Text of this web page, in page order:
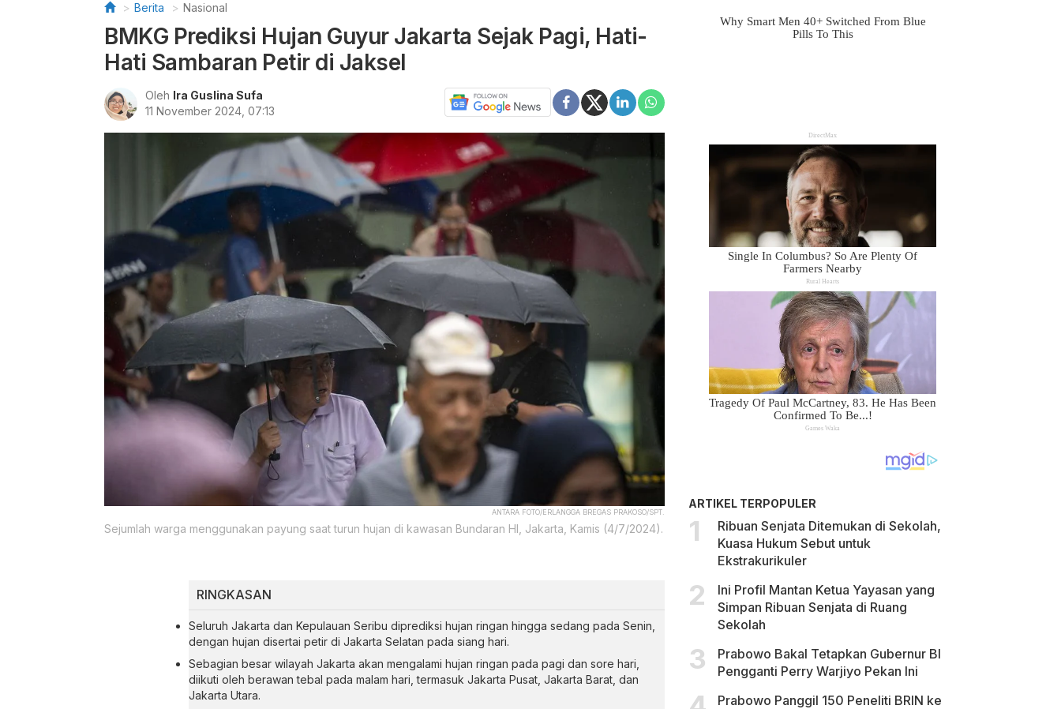
Berita Nasional
BMKG Prediksi Hujan Guyur Jakarta Sejak Pagi, Hati-
Hati Sambaran Petir di Jaksel
Oleh Ira Guslina Sufa
11 November 2024, 07:13
ANTARA FOTO/ERLANGGA BREGAS PRAKOSO/SPT.
Sejumlah warga menggunakan payung saat turun hujan di kawasan Bundaran HI, Jakarta, Kamis (4/7/2024).
RINGKASAN
Seluruh Jakarta dan Kepulauan Seribu diprediksi hujan ringan hingga sedang pada Senin,
dengan hujan disertai petir di Jakarta Selatan pada siang hari.
Sebagian besar wilayah Jakarta akan mengalami hujan ringan pada pagi dan sore hari,
diikuti oleh berawan tebal pada malam hari, termasuk Jakarta Pusat, Jakarta Barat, dan
Jakarta Utara.
ARTIKEL TERPOPULER
Ribuan Senjata Ditemukan di Sekolah,
Kuasa Hukum Sebut untuk
Ekstrakurikuler
Ini Profil Mantan Ketua Yayasan yang
Simpan Ribuan Senjata di Ruang
Sekolah
Prabowo Bakal Tetapkan Gubernur BI
Pengganti Perry Warjiyo Pekan Ini
Prabowo Panggil 150 Peneliti BRIN ke